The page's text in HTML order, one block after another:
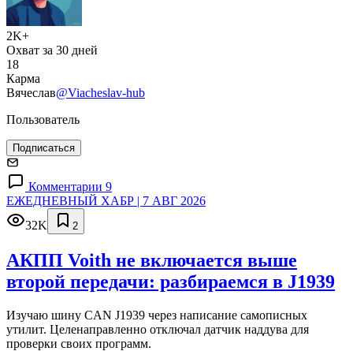
2K+
Охват за 30 дней
18
Карма
Вячеслав@Viacheslav-hub
Пользователь
Подписаться
Комментарии 9
ЕЖЕДНЕВНЫЙ ХАБР | 7 АВГ 2026
32K
2
АКПП Voith не включается выше
второй передачи: разбираемся в J1939
Изучаю шину CAN J1939 через написание самописных
утилит. Целенаправленно отключал датчик наддува для
проверки своих программ.